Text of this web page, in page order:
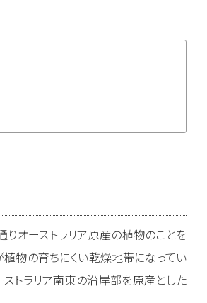
りオーストラリア原産の植物のことを
植物の育ちにくい乾燥地帯になってい
ストラリア南東の沿岸部を原産とした